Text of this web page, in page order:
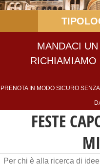
MANDACI
RICHIAMIAMO
PRENOTA IN MODO SICURO
FESTE
Per chi è alla ricerca di